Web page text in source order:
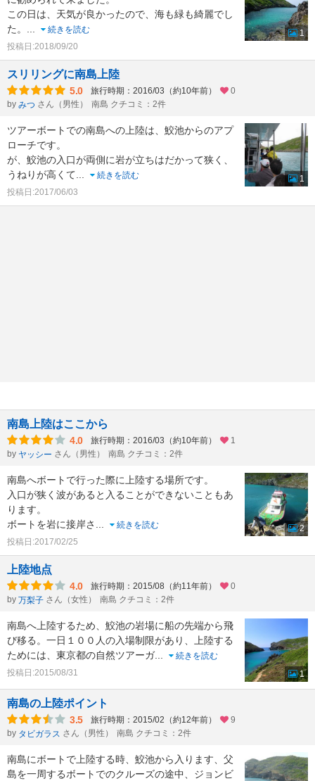
この日は、天気が良かったので、海も緑も綺麗でし
た。 ...
続きを読む
投稿日:2018/09/20
1
スリリングに南島上陸
5.0 旅行時期：2016/03（約10年前）
0
by みつ さん（男性） 南島 クチコミ：2件
ツアーボートでの南島への上陸は、鮫池からのアプ
ローチです。
が、鮫池の入口が両側に岩が立ちはだかって狭く、
うねりが高くて...
続きを読む
投稿日:2017/06/03
1
南島上陸はここから
4.0 旅行時期：2016/03（約10年前）
1
by ヤッシー さん（男性） 南島 クチコミ：2件
南島へボートで行った際に上陸する場所です。
入口が狭く波があると入ることができないこともあ
ります。
ボートを岩に接岸さ ...
続きを読む
投稿日:2017/02/25
2
上陸地点
4.0 旅行時期：2015/08（約11年前）
0
by 万梨子 さん（女性） 南島 クチコミ：2件
南島へ上陸するため、鮫池の岩場に船の先端から飛
び移る。一日１００人の入場制限があり、上陸する
ためには、東京都の自然ツアーガ...
続きを読む
投稿日:2015/08/31
1
南島の上陸ポイント
3.5 旅行時期：2015/02（約12年前）
9
by タビガラス さん（男性） 南島 クチコミ：2件
南島にボートで上陸する時、鮫池から入ります、父
島を一周するボートでのクルーズの途中、ジョンビ